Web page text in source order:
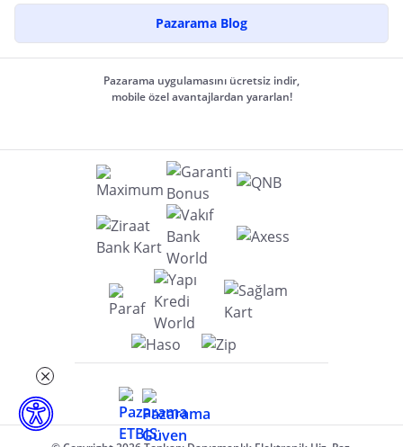
Pazarama Blog
Pazarama uygulamasını ücretsiz indir,
mobile özel avantajlardan yararlan!